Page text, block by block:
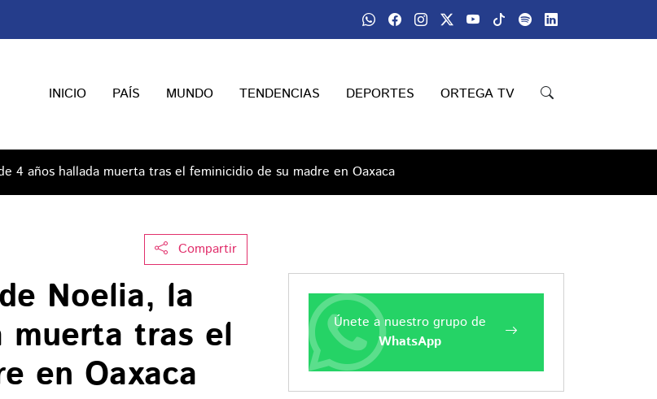
INICIO PAÍS MUNDO TENDENCIAS DEPORTES ORTEGA TV
4 años hallada muerta tras el feminicidio de su madre en Oaxaca
Compartir
Noelia, la
muerta tras el
en Oaxaca
Únete a nuestro grupo de
WhatsApp